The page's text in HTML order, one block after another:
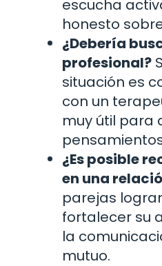
escucha
honesto
¿Debería
profesional?
situación es
con un
muy útil para
¿Es posible
en una
parejas
fortalecer su
la
mutuo.